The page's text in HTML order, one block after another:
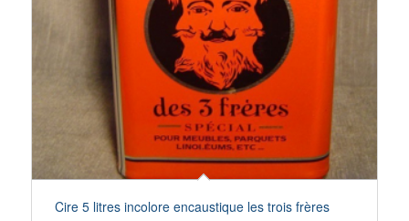
Cire 5 litres incolore encaustique les trois frères